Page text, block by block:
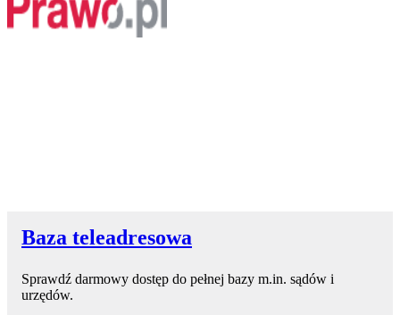
Baza teleadresowa
Sprawdź darmowy dostęp do pełnej bazy m.in. sądów i
urzędów.